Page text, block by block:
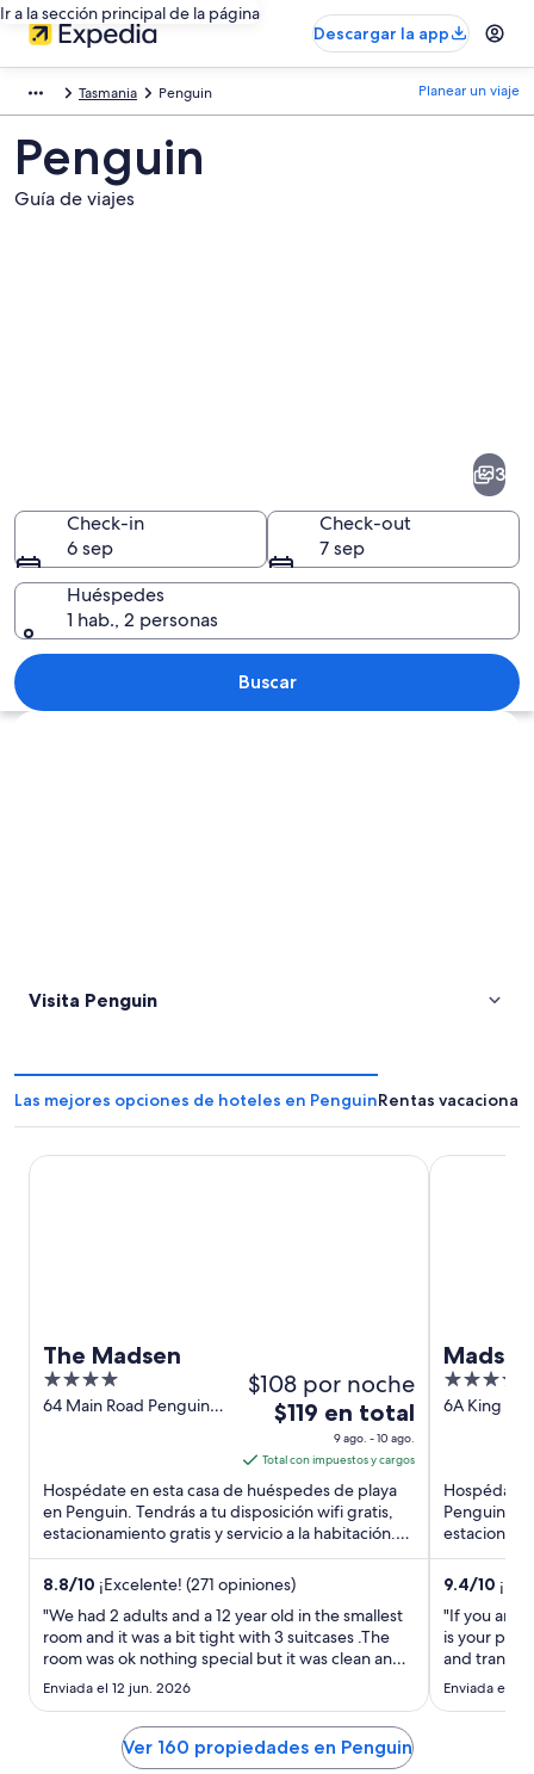
Ir a la sección principal de la página
Descargar la app
Tasmania Penguin Planear un viaje
Penguin
Guía de viajes
Un paisaje costero con acantilados
3
Check-in
6 sep
Check-out
7 sep
Huéspedes
1 hab., 2 personas
Buscar
Explorar mapa
Visita Penguin
Las mejores opciones de hoteles en PenguinRentas
The Madsen
4
out
64 Main Road Penguin
$108 por noche
El
es
de
$119
en
total
por
noche
del
9
al
10
ago
$119 en total
9 ago. - 10 ago.
Total con impuestos y cargos
Hospédate en esta casa de huéspedes de playa
en Penguin. Tendrás a tu disposición wifi gratis,
estacionamiento gratis y servicio a la habitación.
Estarás muy ...
8.8/10 ¡Excelente! (271 opiniones)
"We had 2 adults and a 12 year old in the smallest
room and it was a bit tight with 3 suitcases .The
room was ok nothing special but it was clean and
did the job ."
Enviada el 12 jun. 2026
The Madsen
4
out
6A King
Hospédate
Penguin.
Estarás
9.4/10
"If you are
is your
and
the breath
Enviada el 5
Madsen
Ver 160 propiedades en Penguin